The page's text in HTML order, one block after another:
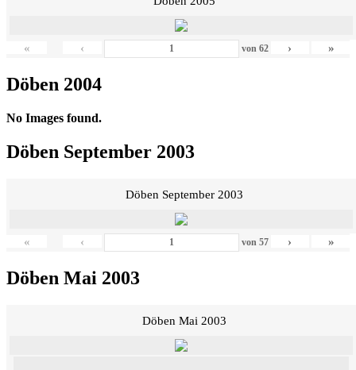
« ‹ von 62 › »
Döben 2004
No Images found.
Döben September 2003
Döben September 2003
« ‹ von 57 › »
Döben Mai 2003
Döben Mai 2003